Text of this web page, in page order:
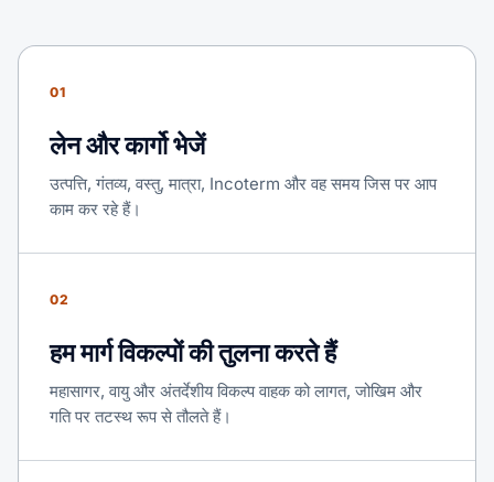
01
लेन और कार्गो भेजें
उत्पत्ति, गंतव्य, वस्तु, मात्रा, Incoterm और वह समय जिस पर आप
काम कर रहे हैं।
02
हम मार्ग विकल्पों की तुलना करते हैं
महासागर, वायु और अंतर्देशीय विकल्प वाहक को लागत, जोखिम और
गति पर तटस्थ रूप से तौलते हैं।